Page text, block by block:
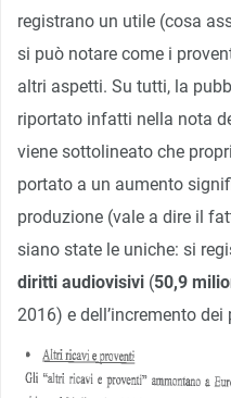
registrano un utile (cosa
si può notare come i
altri aspetti. Su tutti, la
riportato infatti nella nota
viene sottolineato che
portato a un aumento
produzione (vale a dire il
siano state le uniche: si
diritti audiovisivi (50,9
2016) e dell’incremento